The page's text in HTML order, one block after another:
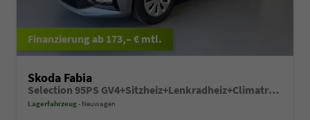
ab 173,– € mtl.
Skoda Fabia
Selection 95PS GV4+Sitzheiz+Lenkradheiz+Climatronic+Sunset+AppConnect+PDC
Lagerfahrzeug Neuwagen